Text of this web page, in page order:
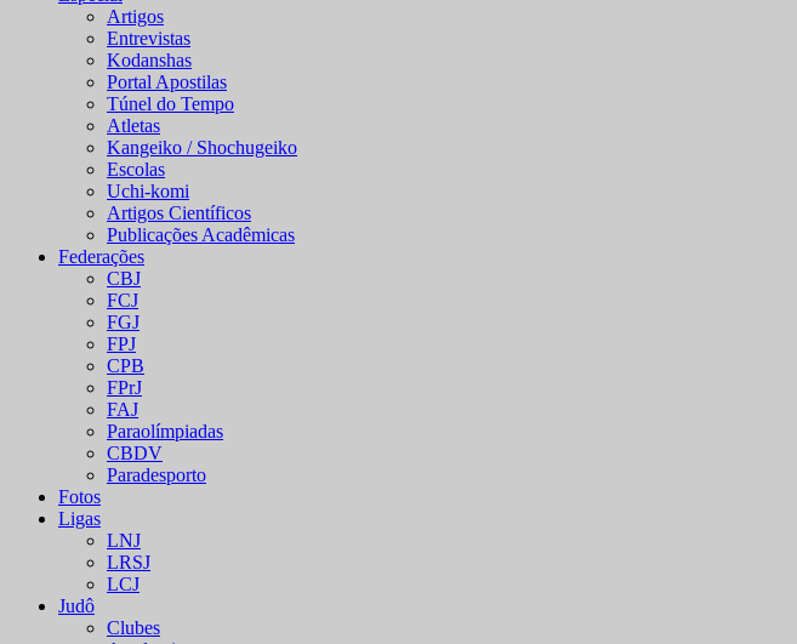
Artigos
Entrevistas
Kodanshas
Portal Apostilas
Túnel do Tempo
Atletas
Kangeiko / Shochugeiko
Escolas
Uchi-komi
Artigos Científicos
Publicações Acadêmicas
Federações
CBJ
FCJ
FGJ
FPJ
CPB
FPrJ
FAJ
Paraolímpiadas
CBDV
Paradesporto
Fotos
Ligas
LNJ
LRSJ
LCJ
Judô
Clubes